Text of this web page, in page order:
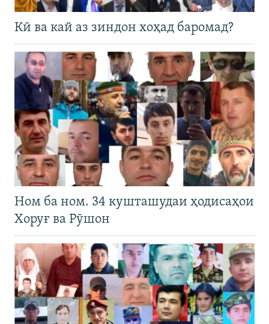
Кӣ ва кай аз зиндон хоҳад баромад?
Ном ба ном. 34 кушташудаи ҳодисаҳои
Хоруғ ва Рӯшон